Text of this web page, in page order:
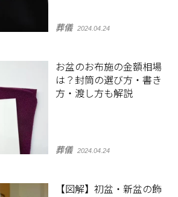
葬儀 2024.04.24
お盆のお布施の金額相場
は？封筒の選び方・書き
方・渡し方も解説
葬儀 2024.04.24
【図解】初盆・新盆の飾